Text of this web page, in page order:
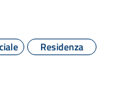
Residenza